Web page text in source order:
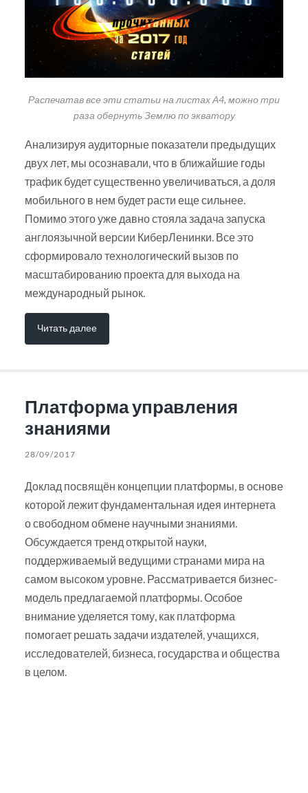
Распечатав все эти статьи на листах А4, можно три
раза обернуть Землю по экватору
Анализируя аудиторные показатели предыдущих
двух лет, мы осознавали, что в ближайшие годы
трафик будет существенно увеличиваться, а доля
мобильного в нем будет расти еще сильнее.
Помимо этого уже давно стояла задача запуска
англоязычной версии КиберЛенинки. Все это
сформировало технологический вызов по
масштабированию проекта для выхода на
международный рынок.
Читать далее
Платформа управления
знаниями
28/09/2017
Доклад посвящён концепции платформы, в основе
которой лежит фундаментальная идея интернета
о свободном обмене научными знаниями.
Обсуждается тренд открытой науки,
поддерживаемый ведущими странами мира на
самом высоком уровне. Рассматривается бизнес-
модель предлагаемой платформы. Особое
внимание уделяется тому, как платформа
помогает решать задачи издателей, учащихся,
исследователей, бизнеса, государства и общества
в целом.